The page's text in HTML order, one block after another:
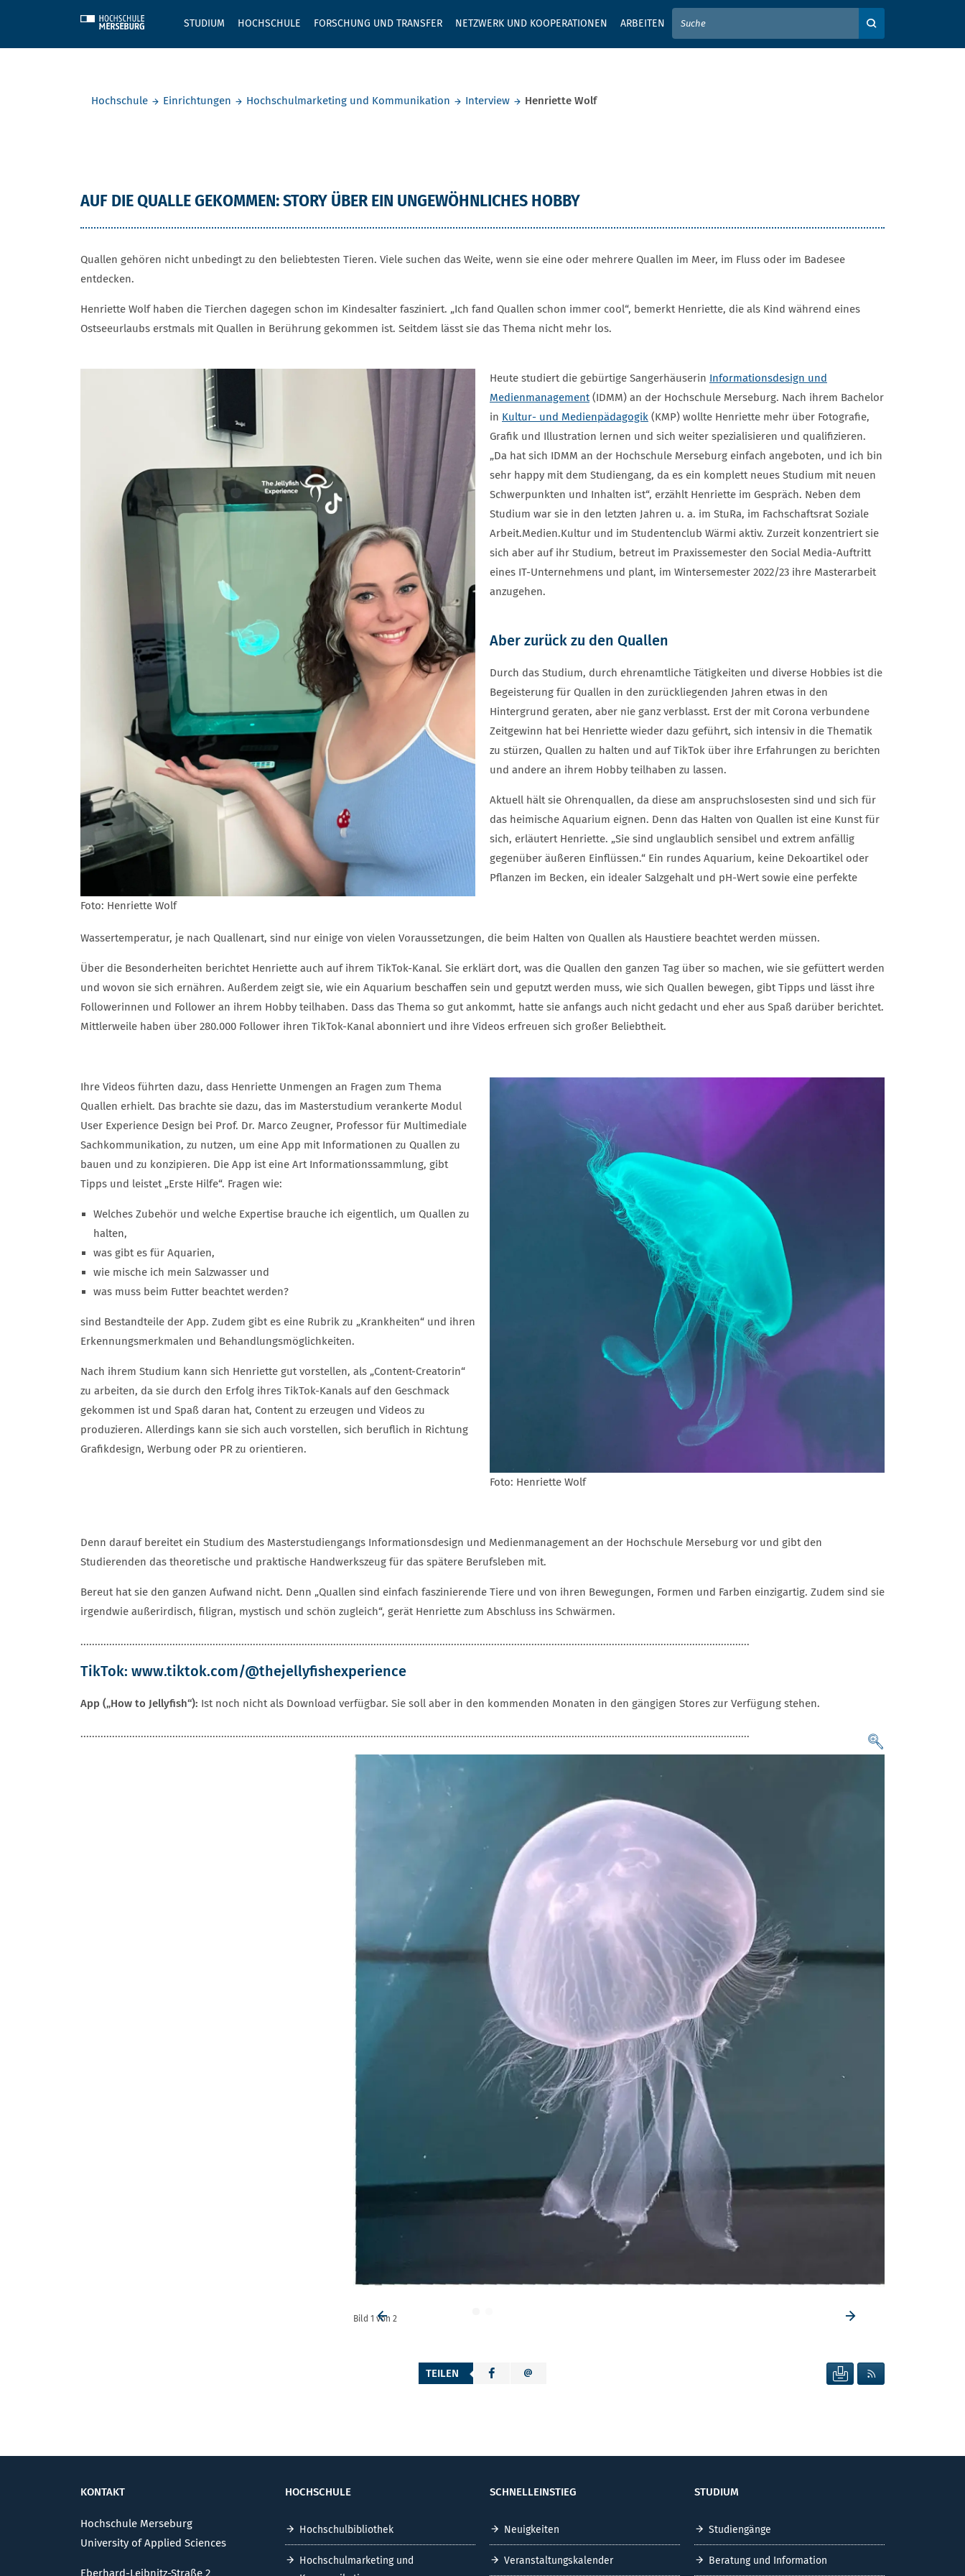
STUDIUM HOCHSCHULE FORSCHUNG UND TRANSFER NETZWERK UND KOOPERATIONEN ARBEITEN
GEBEN SIE HIER IHREN SUCHBEGRIFF EIN
Hochschule
Einrichtungen Hochschulmarketing und Kommunikation Interview Henriette Wolf
AUF DIE QUALLE GEKOMMEN: STORY ÜBER EIN UNGEWÖHNLICHES HOBBY
Quallen gehören nicht unbedingt zu den beliebtesten Tieren. Viele suchen das Weite, wenn sie eine oder mehrere Quallen im Meer, im Fluss oder im Badesee
entdecken.
Henriette Wolf haben die Tierchen dagegen schon im Kindesalter fasziniert. „Ich fand Quallen schon immer cool“, bemerkt Henriette, die als Kind während eines
Ostseeurlaubs erstmals mit Quallen in Berührung gekommen ist. Seitdem lässt sie das Thema nicht mehr los.
Foto: Henriette Wolf
Heute studiert die gebürtige Sangerhäuserin Informationsdesign und
Medienmanagement(IDMM) an der Hochschule Merseburg. Nach ihrem Bachelor
in Kultur- und Medienpädagogik (KMP) wollte Henriette mehr über Fotografie,
Grafik und Illustration lernen und sich weiter spezialisieren und qualifizieren.
„Da hat sich IDMM an der Hochschule Merseburg einfach angeboten, und ich bin
sehr happy mit dem Studiengang, da es ein komplett neues Studium mit neuen
Schwerpunkten und Inhalten ist“, erzählt Henriette im Gespräch. Neben dem
Studium war sie in den letzten Jahren u. a. im StuRa, im Fachschaftsrat Soziale
Arbeit.Medien.Kultur und im Studentenclub Wärmi aktiv. Zurzeit konzentriert sie
sich aber auf ihr Studium, betreut im Praxissemester den Social Media-Auftritt
eines IT-Unternehmens und plant, im Wintersemester 2022/23 ihre Masterarbeit
anzugehen.
Aber zurück zu den Quallen
Durch das Studium, durch ehrenamtliche Tätigkeiten und diverse Hobbies ist die
Begeisterung für Quallen in den zurückliegenden Jahren etwas in den
Hintergrund geraten, aber nie ganz verblasst. Erst der mit Corona verbundene
Zeitgewinn hat bei Henriette wieder dazu geführt, sich intensiv in die Thematik
zu stürzen, Quallen zu halten und auf TikTok über ihre Erfahrungen zu berichten
und andere an ihrem Hobby teilhaben zu lassen.
Aktuell hält sie Ohrenquallen, da diese am anspruchslosesten sind und sich für
das heimische Aquarium eignen. Denn das Halten von Quallen ist eine Kunst für
sich, erläutert Henriette. „Sie sind unglaublich sensibel und extrem anfällig
gegenüber äußeren Einflüssen.“ Ein rundes Aquarium, keine Dekoartikel oder
Pflanzen im Becken, ein idealer Salzgehalt und pH-Wert sowie eine perfekte
Wassertemperatur, je nach Quallenart, sind nur einige von vielen Voraussetzungen, die beim Halten von Quallen als Haustiere beachtet werden müssen.
Über die Besonderheiten berichtet Henriette auch auf ihrem TikTok-Kanal. Sie erklärt dort, was die Quallen den ganzen Tag über so machen, wie sie gefüttert werden
und wovon sie sich ernähren. Außerdem zeigt sie, wie ein Aquarium beschaffen sein und geputzt werden muss, wie sich Quallen bewegen, gibt Tipps und lässt ihre
Followerinnen und Follower an ihrem Hobby teilhaben. Dass das Thema so gut ankommt, hatte sie anfangs auch nicht gedacht und eher aus Spaß darüber berichtet.
Mittlerweile haben über 280.000 Follower ihren TikTok-Kanal abonniert und ihre Videos erfreuen sich großer Beliebtheit.
Ihre Videos führten dazu, dass Henriette Unmengen an Fragen zum Thema
Quallen erhielt. Das brachte sie dazu, das im Masterstudium verankerte Modul
User Experience Design bei Prof. Dr. Marco Zeugner, Professor für Multimediale
Sachkommunikation, zu nutzen, um eine App mit Informationen zu Quallen zu
bauen und zu konzipieren. Die App ist eine Art Informationssammlung, gibt
Tipps und leistet „Erste Hilfe“. Fragen wie:
Welches Zubehör und welche Expertise brauche ich eigentlich, um Quallen zu
halten,
was gibt es für Aquarien,
wie mische ich mein Salzwasser und
was muss beim Futter beachtet werden?
sind Bestandteile der App. Zudem gibt es eine Rubrik zu „Krankheiten“ und ihren
Erkennungsmerkmalen und Behandlungsmöglichkeiten.
Nach ihrem Studium kann sich Henriette gut vorstellen, als „Content-Creatorin“
zu arbeiten, da sie durch den Erfolg ihres TikTok-Kanals auf den Geschmack
gekommen ist und Spaß daran hat, Content zu erzeugen und Videos zu
produzieren. Allerdings kann sie sich auch vorstellen, sich beruflich in Richtung
Grafikdesign, Werbung oder PR zu orientieren.
Foto: Henriette Wolf
Denn darauf bereitet ein Studium des Masterstudiengangs Informationsdesign und Medienmanagement an der Hochschule Merseburg vor und gibt den
Studierenden das theoretische und praktische Handwerkszeug für das spätere Berufsleben mit.
Bereut hat sie den ganzen Aufwand nicht. Denn „Quallen sind einfach faszinierende Tiere und von ihren Bewegungen, Formen und Farben einzigartig. Zudem sind sie
irgendwie außerirdisch, filigran, mystisch und schön zugleich“, gerät Henriette zum Abschluss ins Schwärmen.
.........................................................................................................................................................................................................................................
TikTok: www.tiktok.com/@thejellyfishexperience
App („How to Jellyfish“): Ist noch nicht als Download verfügbar. Sie soll aber in den kommenden Monaten in den gängigen Stores zur Verfügung stehen.
.........................................................................................................................................................................................................................................
Bild 1 von 2
TEILEN SEITE DRUCKEN
KONTAKT
Hochschule Merseburg
University of Applied Sciences
Eberhard-Leibnitz-Straße 2
HOCHSCHULE
Hochschulbibliothek
Hochschulmarketing und
SCHNELLEINSTIEG
Neuigkeiten
Veranstaltungskalender
STUDIUM
Studiengänge
Beratung und Information